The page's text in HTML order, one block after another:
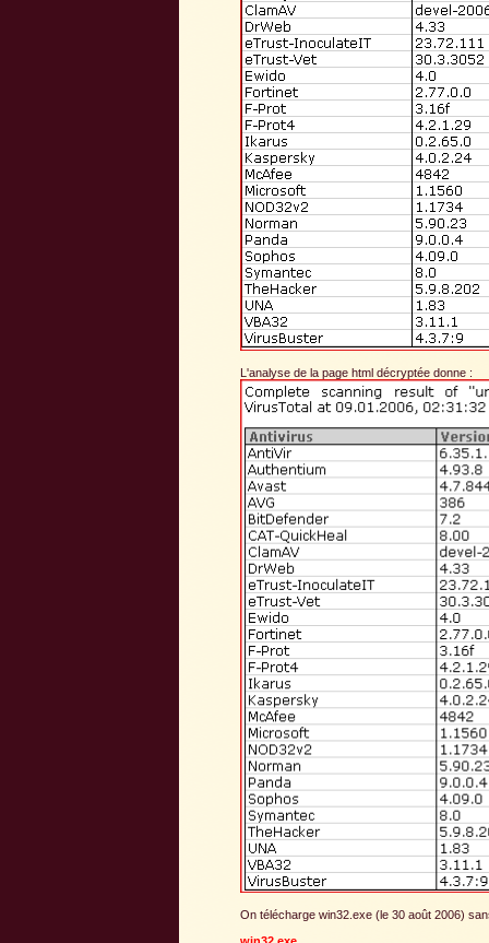
L'analyse de la page html décryptée donne :
On télécharge win32.exe (le 30 août 2006)